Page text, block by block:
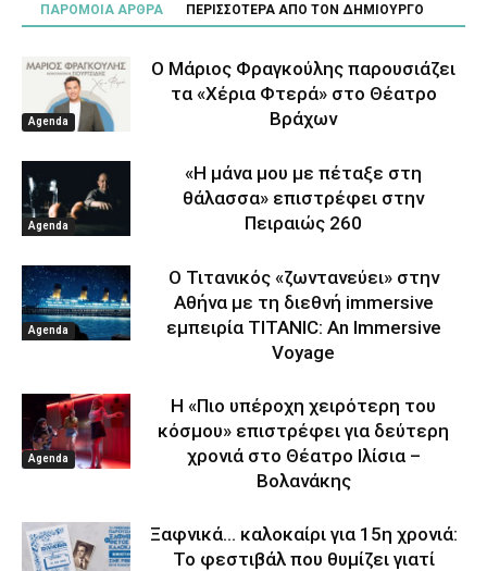
ΠΑΡΟΜΟΙΑ ΑΡΘΡΑ ΠΕΡΙΣΣΟΤΕΡΑ ΑΠΟ ΤΟΝ ΔΗΜΙΟΥΡΓΟ
Agenda
Ο Μάριος Φραγκούλης παρουσιάζει
τα «Χέρια Φτερά» στο Θέατρο
Βράχων
Agenda
«Η μάνα μου με πέταξε στη
θάλασσα» επιστρέφει στην
Πειραιώς 260
Agenda
Ο Τιτανικός «ζωντανεύει» στην
Αθήνα με τη διεθνή immersive
εμπειρία TITANIC: An Immersive
Voyage
Agenda
Η «Πιο υπέροχη χειρότερη του
κόσμου» επιστρέφει για δεύτερη
χρονιά στο Θέατρο Ιλίσια –
Βολανάκης
Ξαφνικά… καλοκαίρι για 15η χρονιά:
Το φεστιβάλ που θυμίζει γιατί